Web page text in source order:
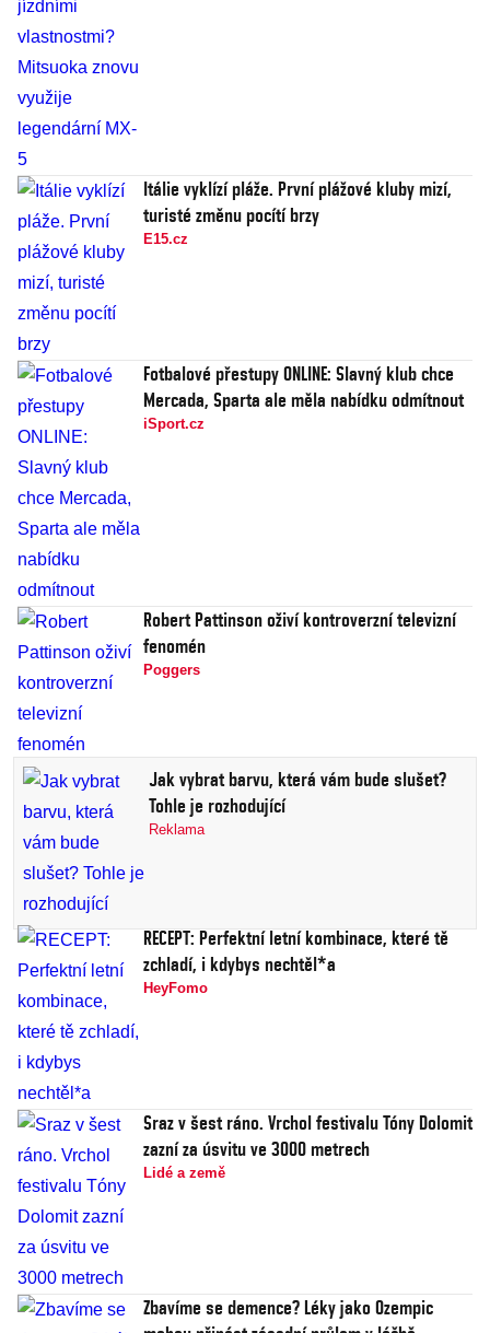
Itálie vyklízí pláže. První plážové kluby mizí,
turisté změnu pocítí brzy
E15.cz
Fotbalové přestupy ONLINE: Slavný klub chce
Mercada, Sparta ale měla nabídku odmítnout
iSport.cz
Robert Pattinson oživí kontroverzní televizní
fenomén
Poggers
Jak vybrat barvu, která vám bude slušet?
Tohle je rozhodující
Reklama
RECEPT: Perfektní letní kombinace, které tě
zchladí, i kdybys nechtěl*a
HeyFomo
Sraz v šest ráno. Vrchol festivalu Tóny Dolomit
zazní za úsvitu ve 3000 metrech
Lidé a země
Zbavíme se demence? Léky jako Ozempic